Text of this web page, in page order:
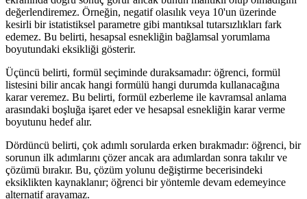
değerlendiremez. Örneğin, negatif olasılık veya 10'un üzerinde
kesirli bir istatistiksel parametre gibi mantıksal tutarsızlıkları fark
edemez. Bu belirti, hesapsal esnekliğin bağlamsal yorumlama
boyutundaki eksikliği gösterir.
Üçüncü belirti, formül seçiminde duraksamadır: öğrenci, formül
listesini bilir ancak hangi formülü hangi durumda kullanacağına
karar veremez. Bu belirti, formül ezberleme ile kavramsal anlama
arasındaki boşluğa işaret eder ve hesapsal esnekliğin karar verme
boyutunu hedef alır.
Dördüncü belirti, çok adımlı sorularda erken bırakmadır: öğrenci, bir
sorunun ilk adımlarını çözer ancak ara adımlardan sonra takılır ve
çözümü bırakır. Bu, çözüm yolunu değiştirme becerisindeki
eksiklikten kaynaklanır; öğrenci bir yöntemle devam edemeyince
alternatif arayamaz.